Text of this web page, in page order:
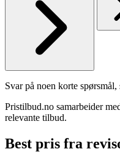
Svar på noen korte
Pristilbud.no samarbeider
relevante tilbud.
Best pris fra